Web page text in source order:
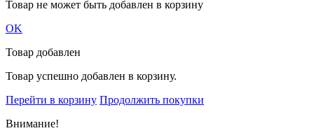
Товар не может быть добавлен в корзину
OK
Товар добавлен
Товар успешно добавлен в корзину.
Перейти в корзину Продолжить покупки
Внимание!